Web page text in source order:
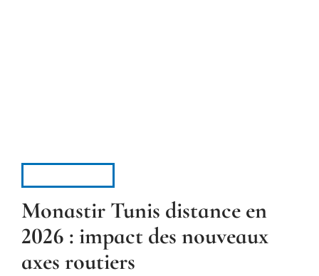
Monastir Tunis distance en
2026 : impact des nouveaux
axes routiers